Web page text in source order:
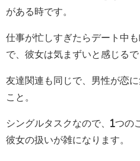
がある時です。
仕事が忙しすぎたらデート中
で、彼女は気まずいと感じるで
友達関連も同じで、男性が恋
こと。
シングルタスクなので、1つの
彼女の扱いが雑になります。